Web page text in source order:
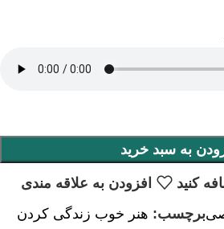
به سبد خرید
کنید
افزودن به علاقه مندی
برچسب: هنر خوب زندگی کردن